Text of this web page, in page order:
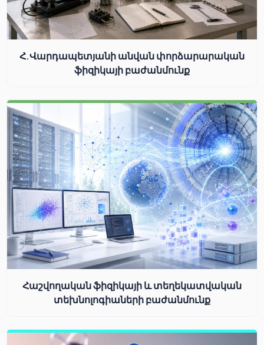
Հ.Վարդապետյանի անվան փորձարարական
ֆիզիկայի բաժանմունք
Հաշվողական ֆիզիկայի և տեղեկատվական
տեխնոլոգիաների բաժանմունք